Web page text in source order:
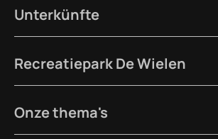
Unterkünfte
Recreatiepark De Wielen
Onze thema's